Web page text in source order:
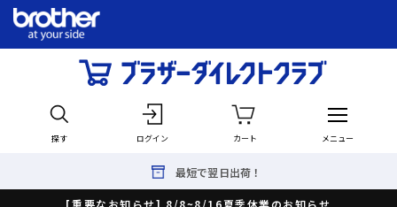
探す ログイン カート メニュー
最短で翌日出荷！
[重要なお知らせ] 8/8~8/16夏季休業のお知らせ